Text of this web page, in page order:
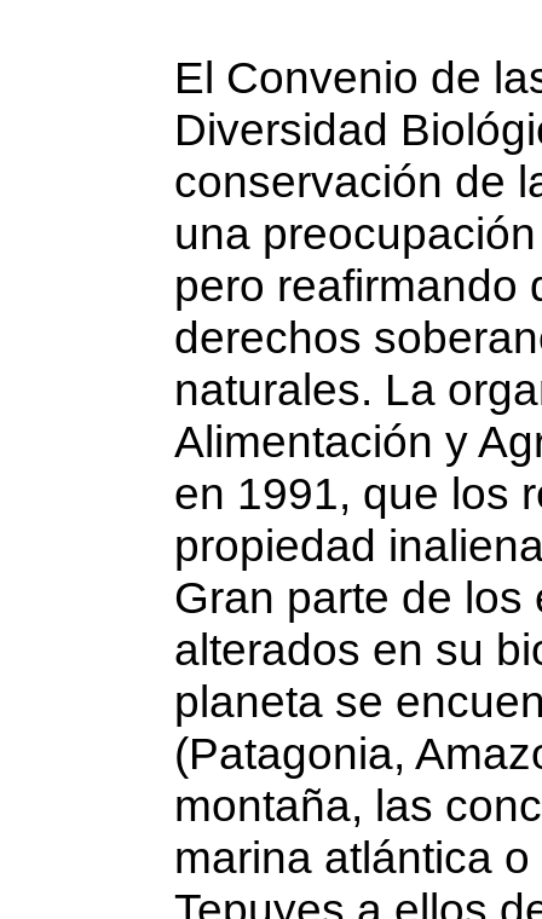
El Convenio de
Diversidad
conservación de
una
pero reafirmando
derechos
naturales. La
Alimentación y
en 1991, que los
propiedad
Gran parte de
alterados en su
planeta se
(Patagonia,
montaña, las
marina atlántica